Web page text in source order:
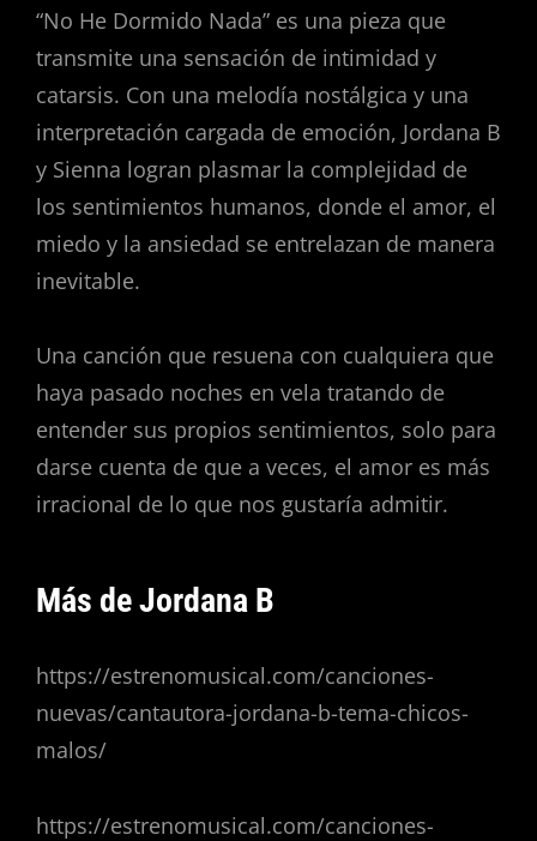
“No He Dormido Nada” es una pieza que
transmite una sensación de intimidad y
catarsis. Con una melodía nostálgica y una
interpretación cargada de emoción, Jordana B
y Sienna logran plasmar la complejidad de
los sentimientos humanos, donde el amor, el
miedo y la ansiedad se entrelazan de manera
inevitable.
Una canción que resuena con cualquiera que
haya pasado noches en vela tratando de
entender sus propios sentimientos, solo para
darse cuenta de que a veces, el amor es más
irracional de lo que nos gustaría admitir.
Más de Jordana B
https://estrenomusical.com/canciones-
nuevas/cantautora-jordana-b-tema-chicos-
malos/
https://estrenomusical.com/canciones-